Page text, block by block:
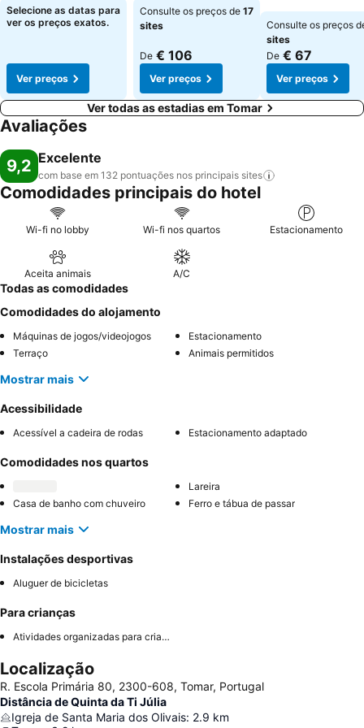
proximidade a outros locais para enriquecer a sua visita: o Castelo
de Almourol (1 26 km), a aldeia de Dornes (a 28 km), ou o
imponente Santuário de Nossa Sra de Fátima (a 38 km).
Selecione as datas para
ver os preços exatos.
Ver preços
Consulte os preços de 17
sites
De € 106
Ver preços
Consulte os preços
sites
De € 67
Ver preços
Ver todas as estadias em Tomar
Avaliações
9,2 Excelente
com base em 132 pontuações nos principais sites
Comodidades principais do hotel
Wi-fi no lobby Wi-fi nos quartos Estacionamento
Aceita animais A/C
Todas as comodidades
Comodidades do alojamento
Máquinas de jogos/videojogos
Estacionamento
Terraço
Animais permitidos
Mostrar mais
Acessibilidade
Acessível a cadeira de rodas Estacionamento adaptado
Comodidades nos quartos
Lareira
Casa de banho com chuveiro
Ferro e tábua de passar
Mostrar mais
Instalações desportivas
Aluguer de bicicletas
Para crianças
Atividades organizadas para crianças
Localização
R. Escola Primária 80, 2300-608, Tomar, Portugal
Distância de Quinta da Ti Júlia
Igreja de Santa Maria dos Olivais: 2.9 km